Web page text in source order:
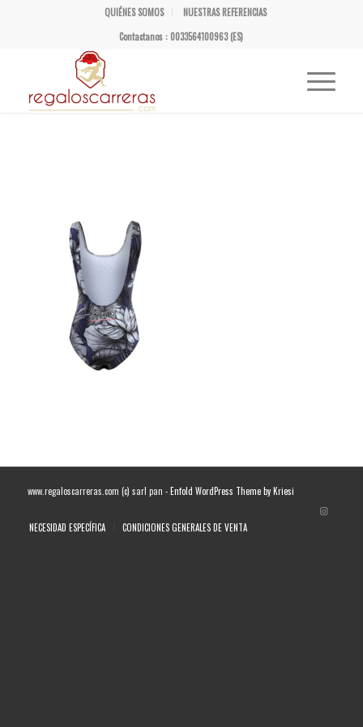
QUIÉNES SOMOS
NUESTRAS REFERENCIAS
Contactanos : 0033564100963 (ES)
www.regaloscarreras.com (c) sarl pan -Enfold WordPress Theme by Kriesi
NECESIDAD ESPECÍFICA CONDICIONES GENERALES DE VENTA